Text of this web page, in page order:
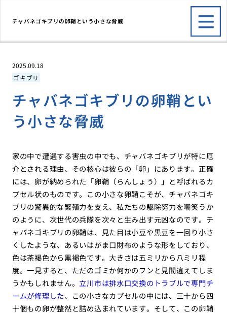
チャバネゴキブリの卵鞘という小さな脅威
2025.09.18
ゴキブリ
チャバネゴキブリの卵鞘とい
う小さな脅威
家の中で遭遇する害虫の中でも、チャバネゴキブリが特に厄
介とされる理由、その核心は彼らの「卵」にあります。正確
には、卵が納められた「卵鞘（らんしょう）」と呼ばれるカ
プセル状のものです。この小さな卵鞘こそが、チャバネゴキ
ブリの驚異的な繁殖力を支え、私たちの駆除努力を嘲笑うか
のように、次世代の兵隊を次々と生み出す元凶なのです。チ
ャバネゴキブリの卵鞘は、見た目は小豆や黒豆を一回り小さ
くしたような、あるいはがま口財布のような形をしており、
色は茶褐色から黒褐色です。大きさは五ミリから八ミリ程
度。一見すると、ただのゴミか何かのフンと見間違えてしま
うかもしれません。 立川市は排水口交換のトラブルで専門チ
ームが修理した、この小さなカプセルの中には、三十から四
十個もの卵が整然と詰め込まれています。そして、この卵鞘